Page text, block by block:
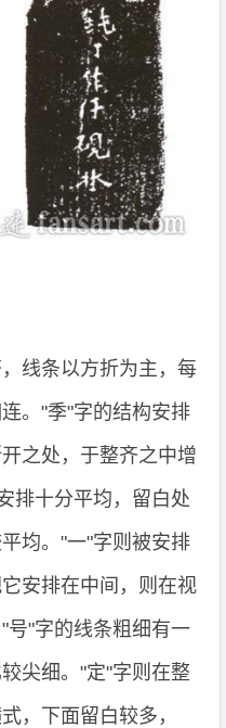
线条以方折为主，每
。"季"字的结构安排
之处，于整齐之中增
排十分平均，留白处
均。"一"字则被安排
安排在中间，则在视
号"字的线条粗细有一
尖细。"定"字则在整
，下面留白较多，